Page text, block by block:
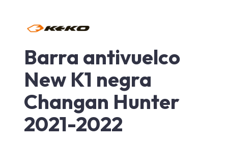
Barra antivuelco
New K1 negra
Changan Hunter
2021-2022